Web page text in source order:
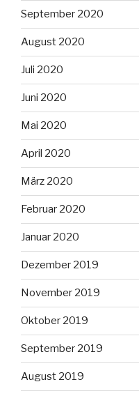
September 2020
August 2020
Juli 2020
Juni 2020
Mai 2020
April 2020
März 2020
Februar 2020
Januar 2020
Dezember 2019
November 2019
Oktober 2019
September 2019
August 2019